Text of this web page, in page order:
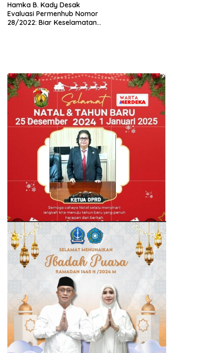
Hamka B. Kady Desak
Evaluasi Permenhub Nomor
28/2022: Biar Keselamatan